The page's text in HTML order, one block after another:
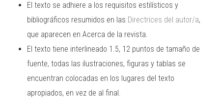
El texto se adhiere a los requisitos estilísticos y
bibliográficos resumidos en las Directrices del autor/a,
que aparecen en Acerca de la revista.
El texto tiene interlineado 1.5, 12 puntos de tamaño de
fuente, todas las ilustraciones, figuras y tablas se
encuentran colocadas en los lugares del texto
apropiados, en vez de al final.